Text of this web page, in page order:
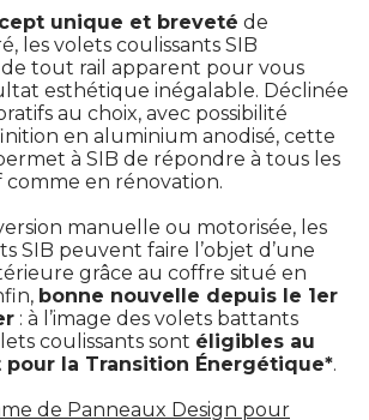
unique et breveté de
les volets coulissants SIB
de tout rail apparent pour vous
esthétique inégalable. Déclinée
au choix, avec possibilité
en aluminium anodisé, cette
à SIB de répondre à tous les
en rénovation.
manuelle ou motorisée, les
SIB peuvent faire l’objet d’une
grâce au coffre situé en
bonne nouvelle depuis le 1er
: à l’image des volets battants
coulissants sont éligibles au
pour la Transition Énergétique*.
de Panneaux Design pour